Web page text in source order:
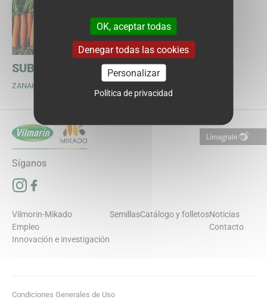
SUBITO F1
ZANAHORIA TIPO NANTES
Síganos
Síguenos en Instagram (se abre en una nueva ventana)
Síguenos en Facebook (se abre en una nueva ventana)
Vilmorin-Mikado
Empleo
Innovación e investigación
SemillasCatálogo y folletosNoticias
Contacto
Condiciones Generales de Uso
OK, aceptar todas
Denegar todas las cookies
Personalizar
Política de privacidad